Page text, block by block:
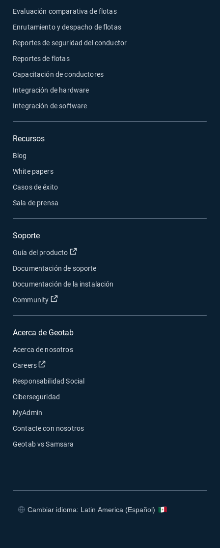
Evaluación comparativa de flotas
Enrutamiento y despacho de flotas
Reportes de seguridad del conductor
Reportes de flotas
Capacitación de conductores
Integración de hardware
Integración de software
Recursos
Blog
White papers
Casos de éxito
Sala de prensa
Soporte
Guía del producto Abrir en una nueva ventana
Documentación de soporte
Documentación de la instalación
Community
Abrir en una nueva ventana
Acerca de Geotab
Acerca de nosotros
Careers
Abrir en una nueva ventana
Responsabilidad Social
Ciberseguridad
MyAdmin
Contacte con nosotros
Geotab vs Samsara
Cambiar idioma: Latin America (Español)